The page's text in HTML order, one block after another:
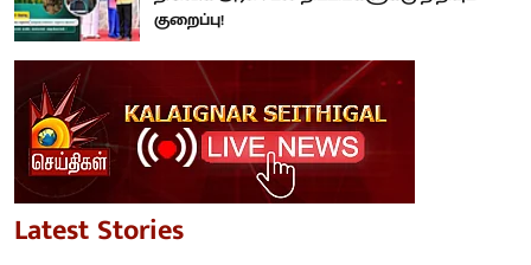
குறைப்பு!
Latest Stories